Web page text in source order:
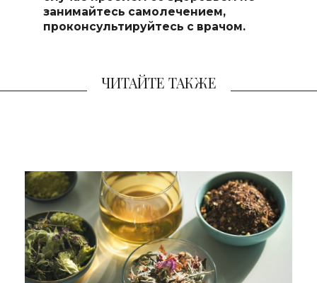
занимайтесь самолечением,
проконсультируйтесь с врачом.
ЧИТАЙТЕ ТАКЖЕ